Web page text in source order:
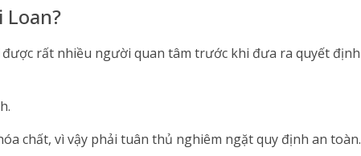
rất nhiều người quan tâm trước khi đưa ra quyết định
chất, vì vậy phải tuân thủ nghiêm ngặt quy định an toàn.